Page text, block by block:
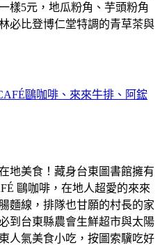
樣5元，地瓜粉角、芋頭粉角
必比登博仁堂特調的青草茶與
鷗咖啡、來來牛排、阿鋐
地美食！藏身台東圖書館擁有
鷗咖啡，在地人超愛的來來
麵線，排隊也甘願的村長的家
到台東縣農會生鮮超市與太陽
人氣美食小吃，按圖索驥吃好